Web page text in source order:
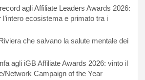
agli Affiliate Leaders Awards 2026:
l’intero ecosistema e primato tra i
che salvano la salute mentale dei
agli iGB Affiliate Awards 2026: vinto il
Network Campaign of the Year